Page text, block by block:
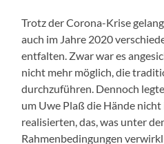
Trotz der Corona-Krise
auch im Jahre 2020
entfalten. Zwar war es
nicht mehr möglich, die
durchzuführen. Dennoch
um Uwe Plaß die Hände
realisierten, das, was unter
Rahmenbedingungen